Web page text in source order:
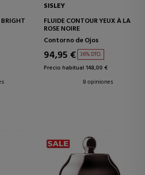
-
SISLEY
FLUIDE CONTOUR YEUX À LA
ROSE NOIRE
Contorno de Ojos
94,95 € 36% DTO.
Precio habitual 148,00 €
8 opiniones